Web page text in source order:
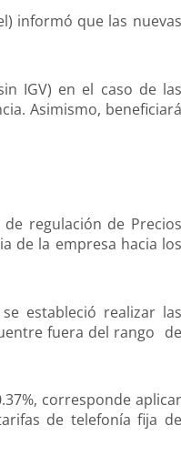
informó que las nuevas
IGV) en el caso de las
Asimismo, beneficiará
regulación de Precios
de la empresa hacia los
estableció realizar las
fuera del rango de
corresponde aplicar
de telefonía fija de